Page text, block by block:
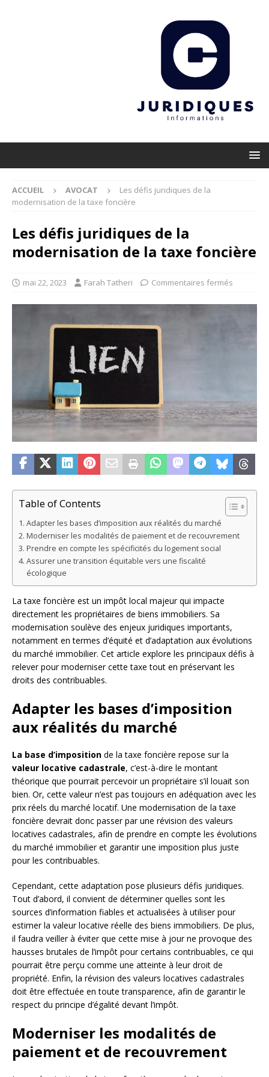
ACCUEIL AVOCAT
Les défis juridiques de la
modernisation de la taxe foncière
Les défis juridiques de la
modernisation de la taxe foncière
mai 22, 2023 Farah Tatheri Commentaires fermés
Table of Contents
Adapter les bases d’imposition aux réalités du marché
Moderniser les modalités de paiement et de recouvrement
Prendre en compte les spécificités du logement social
Assurer une transition équitable vers une fiscalité
écologique
La taxe foncière est un impôt local majeur qui impacte
directement les propriétaires de biens immobiliers. Sa
modernisation soulève des enjeux juridiques importants,
notamment en termes d’équité et d’adaptation aux évolutions
du marché immobilier. Cet article explore les principaux défis à
relever pour moderniser cette taxe tout en préservant les
droits des contribuables.
Adapter les bases d’imposition
aux réalités du marché
La base d’imposition de la taxe foncière repose sur la
valeur locative cadastrale, c’est-à-dire le montant
théorique que pourrait percevoir un propriétaire s’il louait son
bien. Or, cette valeur n’est pas toujours en adéquation avec les
prix réels du marché locatif. Une modernisation de la taxe
foncière devrait donc passer par une révision des valeurs
locatives cadastrales, afin de prendre en compte les évolutions
du marché immobilier et garantir une imposition plus juste
pour les contribuables.
Cependant, cette adaptation pose plusieurs défis juridiques.
Tout d’abord, il convient de déterminer quelles sont les
sources d’information fiables et actualisées à utiliser pour
estimer la valeur locative réelle des biens immobiliers. De plus,
il faudra veiller à éviter que cette mise à jour ne provoque des
hausses brutales de l’impôt pour certains contribuables, ce qui
pourrait être perçu comme une atteinte à leur droit de
propriété. Enfin, la révision des valeurs locatives cadastrales
doit être effectuée en toute transparence, afin de garantir le
respect du principe d’égalité devant l’impôt.
Moderniser les modalités de
paiement et de recouvrement